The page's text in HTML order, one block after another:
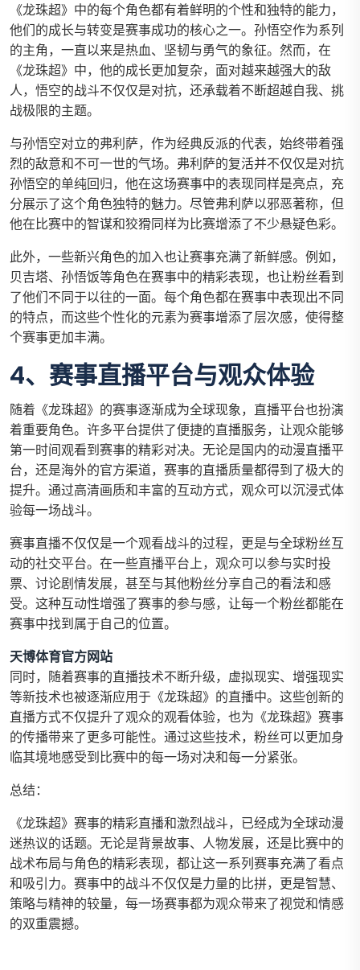
《龙珠超》中的每个角色都有着鲜明的个性和独特的能力，
他们的成长与转变是赛事成功的核心之一。孙悟空作为系列
的主角，一直以来是热血、坚韧与勇气的象征。然而，在
《龙珠超》中，他的成长更加复杂，面对越来越强大的敌
人，悟空的战斗不仅仅是对抗，还承载着不断超越自我、挑
战极限的主题。
与孙悟空对立的弗利萨，作为经典反派的代表，始终带着强
烈的敌意和不可一世的气场。弗利萨的复活并不仅仅是对抗
孙悟空的单纯回归，他在这场赛事中的表现同样是亮点，充
分展示了这个角色独特的魅力。尽管弗利萨以邪恶著称，但
他在比赛中的智谋和狡猾同样为比赛增添了不少悬疑色彩。
此外，一些新兴角色的加入也让赛事充满了新鲜感。例如，
贝吉塔、孙悟饭等角色在赛事中的精彩表现，也让粉丝看到
了他们不同于以往的一面。每个角色都在赛事中表现出不同
的特点，而这些个性化的元素为赛事增添了层次感，使得整
个赛事更加丰满。
4、赛事直播平台与观众体验
随着《龙珠超》的赛事逐渐成为全球现象，直播平台也扮演
着重要角色。许多平台提供了便捷的直播服务，让观众能够
第一时间观看到赛事的精彩对决。无论是国内的动漫直播平
台，还是海外的官方渠道，赛事的直播质量都得到了极大的
提升。通过高清画质和丰富的互动方式，观众可以沉浸式体
验每一场战斗。
赛事直播不仅仅是一个观看战斗的过程，更是与全球粉丝互
动的社交平台。在一些直播平台上，观众可以参与实时投
票、讨论剧情发展，甚至与其他粉丝分享自己的看法和感
受。这种互动性增强了赛事的参与感，让每一个粉丝都能在
赛事中找到属于自己的位置。
天博体育官方网站
同时，随着赛事的直播技术不断升级，虚拟现实、增强现实
等新技术也被逐渐应用于《龙珠超》的直播中。这些创新的
直播方式不仅提升了观众的观看体验，也为《龙珠超》赛事
的传播带来了更多可能性。通过这些技术，粉丝可以更加身
临其境地感受到比赛中的每一场对决和每一分紧张。
总结：
《龙珠超》赛事的精彩直播和激烈战斗，已经成为全球动漫
迷热议的话题。无论是背景故事、人物发展，还是比赛中的
战术布局与角色的精彩表现，都让这一系列赛事充满了看点
和吸引力。赛事中的战斗不仅仅是力量的比拼，更是智慧、
策略与精神的较量，每一场赛事都为观众带来了视觉和情感
的双重震撼。